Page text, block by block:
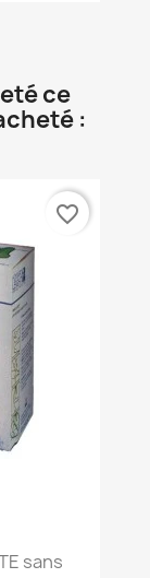
ce
:
sans
favorite_border